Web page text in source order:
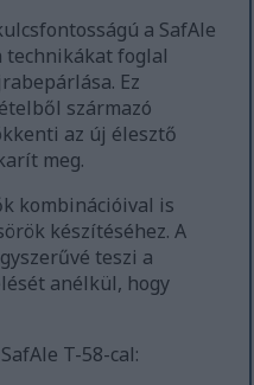
a SafAle
technikákat foglal
Ez
származó
az új élesztő
meg.
kombinációival is
készítéséhez. A
teszi a
anélkül, hogy
T-58-cal: